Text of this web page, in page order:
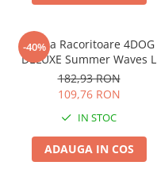
Meniuri Rozătoare
Delicii Rozătoare
Batoane Rozătoare
Îngrijire Rozătoare
Așternut Igienic Rozătoare
Cuști Rozătoare
Pești
-40%
Saltea Racoritoare 4DOG
DELUXE Summer Waves L
77x46cm
182,93 RON
109,76 RON
IN STOC
ADAUGA IN COS